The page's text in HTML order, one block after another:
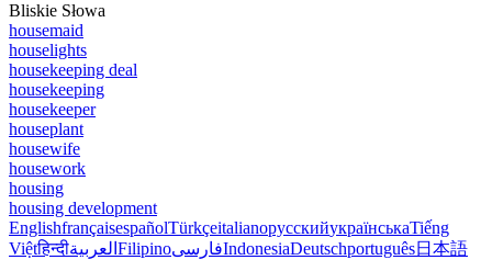
Bliskie Słowa
housemaid
houselights
housekeeping deal
housekeeping
housekeeper
houseplant
housewife
housework
housing
housing development
EnglishfrançaisespañolTürkçeitalianoрусскийукраїнськаTiếng
Việtहिन्दीالعربية FilipinoفارسیIndonesiaDeutschportuguês日本語